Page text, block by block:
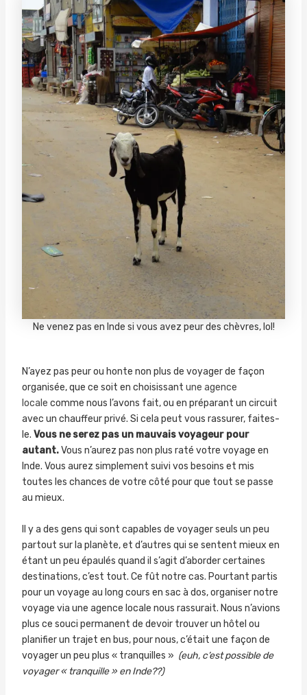
Ne venez pas en Inde si vous avez peur des chèvres, lol!
N’ayez pas peur ou honte non plus de voyager de façon
organisée, que ce soit en choisissant une agence
locale comme nous l’avons fait, ou en préparant un circuit
avec un chauffeur privé. Si cela peut vous rassurer, faites-
le. Vous ne serez pas un mauvais voyageur pour
autant.Vous n’aurez pas non plus raté votre voyage en
Inde. Vous aurez simplement suivi vos besoins et mis
toutes les chances de votre côté pour que tout se passe
au mieux.
Il y a des gens qui sont capables de voyager seuls un peu
partout sur la planète, et d’autres qui se sentent mieux en
étant un peu épaulés quand il s’agit d’aborder certaines
destinations, c’est tout. Ce fût notre cas. Pourtant partis
pour un voyage au long cours en sac à dos, organiser notre
voyage via une agence locale nous rassurait. Nous n’avions
plus ce souci permanent de devoir trouver un hôtel ou
planifier un trajet en bus, pour nous, c’était une façon de
voyager un peu plus « tranquilles » (euh, c’est possible de
voyager « tranquille » en Inde??)